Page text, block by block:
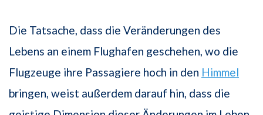
Die Tatsache, dass die Veränderungen des
Lebens an einem Flughafen geschehen, wo die
Flugzeuge ihre Passagiere hoch in den Himmel
bringen, weist außerdem darauf hin, dass die